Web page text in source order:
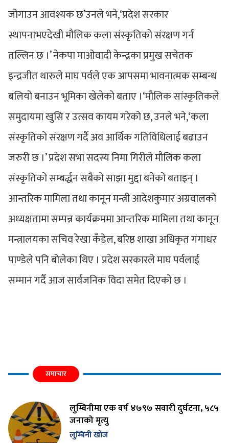
जोगाउन आवश्यक छ’उनले भने,‘प्रदेश सरकार
स्थापनाभएदेखी मौलिक कला संस्कृतिको संरक्षण गर्न
तल्लिन छ ।’ नेकपा माओवादी केन्द्रका प्रमुख सचेतक
इन्द्रजीत थारुले माघ पर्वले एक आपसमा भावनात्मक सम्बन्ध
बलियो बनाउन भूमिका खेलेको बताए ।‘मौलिक सांस्कृतिकले
समुदायमा खुसि र उत्सव कायम गरेको छ, उनले भने,‘कला
संस्कृतिको संरक्षण गर्दै अव आर्थिक गतिविधिलाई बढाउन
जरुरी छ ।’ प्रदेश सभा सदस्य निमा गिरीले मौलिक कला
संस्कृतिको सम्बर्द्धन सबैको साझा मुद्दा बनेको बताइन् ।
आन्तरिक मामिला तथा कानून मन्त्री आदेशकुमार अग्रवालको
अध्यक्षतामा सम्पन्न कार्यक्रममा आन्तरिक मामिला तथा कानून
मन्त्रालयका सचिव रेखा कँडेल, बरिष्ठ शाखा अधिकृत गंगाधर
पाण्डेले पनि बोलेका थिए । प्रदेश सरकारले माघ पर्वलाई
सम्मान गर्दै आज सार्वजनिक विदा समेत दिएको छ ।
समाचार
लुम्बिनीमा एक वर्ष ४७९७ सवारी दुर्घटना, ५८५
जनाको मृत्यु
लुम्बिनी खोज